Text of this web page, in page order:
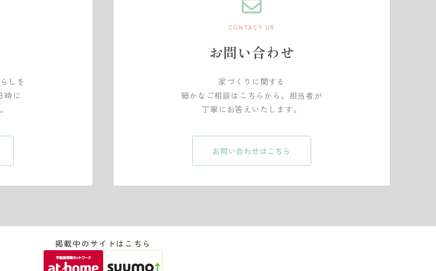
しを
時に
CONTACT US
お問い合わせ
家づくりに関する
細かなご相談はこちらから。担当者が
丁寧にお答えいたします。
お問い合わせはこちら
掲載中のサイトはこちら